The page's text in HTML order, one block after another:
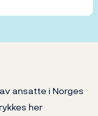
ansatte i Norges
her